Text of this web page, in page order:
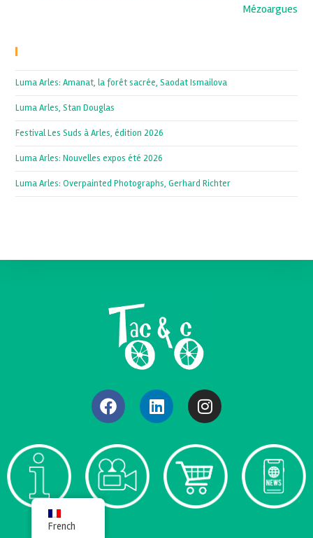
Mézoargues
Luma Arles: Amanat, la forêt sacrée, Saodat Ismailova
Luma Arles, Stan Douglas
Festival Les Suds à Arles, édition 2026
Luma Arles: Nouvelles expos été 2026
Luma Arles: Overpainted Photographs, Gerhard Richter
French